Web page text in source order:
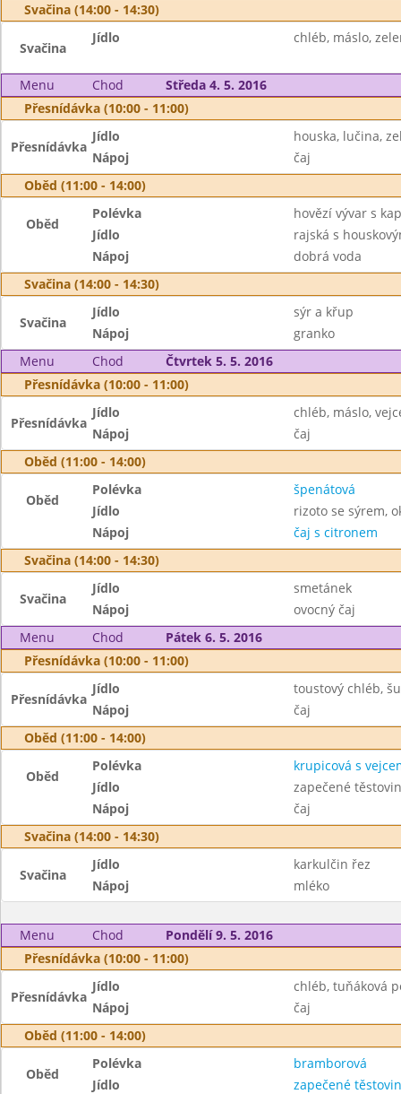
Svačina (14:00 - 14:30)
Svačina
Jídlo chléb, máslo,
Menu Chod
Středa 4. 5. 2016
Přesnídávka (10:00 - 11:00)
Přesnídávka
Jídlo
houska, lučina,
Nápoj
čaj
Oběd (11:00 - 14:00)
Oběd
Polévka
hovězí vývar s
Jídlo
rajská s
Nápoj
dobrá voda
Svačina (14:00 - 14:30)
Svačina
Jídlo
sýr a křup
Nápoj
granko
Menu
Chod
Čtvrtek 5. 5. 2016
Přesnídávka (10:00 - 11:00)
Přesnídávka
Jídlo
chléb, máslo,
Nápoj
čaj
Oběd (11:00 - 14:00)
Oběd
Polévka
špenátová
Jídlo
rizoto se sýrem,
Nápoj
čaj s citronem
Svačina (14:00 - 14:30)
Svačina
Jídlo
smetánek
Nápoj
ovocný čaj
Menu
Chod
Pátek 6. 5. 2016
Přesnídávka (10:00 - 11:00)
Přesnídávka
Jídlo
toustový chléb,
Nápoj
čaj
Oběd (11:00 - 14:00)
Oběd
Polévka
krupicová s
Jídlo
zapečené
Nápoj
čaj
Svačina (14:00 - 14:30)
Svačina
Jídlo
karkulčin řez
Nápoj
mléko
Menu Chod
Pondělí 9. 5. 2016
Přesnídávka (10:00 - 11:00)
Přesnídávka
Jídlo
chléb, tuňáková
Nápoj
čaj
Oběd (11:00 - 14:00)
Oběd
Polévka
bramborová
Jídlo
zapečené